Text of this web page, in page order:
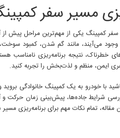
مسیر سفر
سفر کمپینگ یکی از مهم‌ترین مراحل پیش
می‌آیند، مانند گم شدن، کمبود
خطرناک، نتیجه برنامه‌ریزی
ایمن، منظم و لذت‌بخش را تجربه کنید.
با خودرو به یک کمپینگ خانوادگی
شرایط جاده‌ها، پیش‌بینی زمان حرکت و
مقاله، تمام نکات مهم برای برنامه‌ریزی